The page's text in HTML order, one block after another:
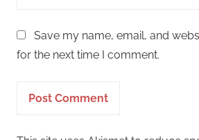
Save my name, email, and
for the next time I comment.